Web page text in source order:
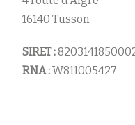
16140 Tusson
SIRET :
RNA :W811005427